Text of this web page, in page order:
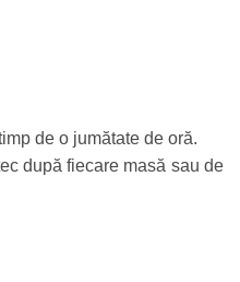
de o jumătate de oră.
după fiecare masă sau de